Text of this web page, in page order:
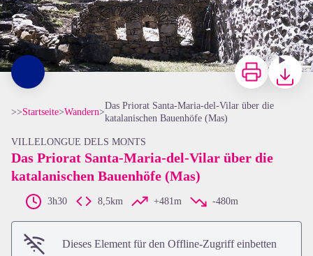
View picture in full screen
Zu drucken
>>Startseite>Wandern>
Das Priorat Santa-Maria-del-Vilar über die
katalanischen Bauenhöfe (Mas)
VILLELONGUE DELS MONTS
Das Priorat Santa-Maria-del-Vilar über die
katalanischen Bauenhöfe (Mas)
3h30 8,5km +481m -480m
Dieses Element für den Offline-Zugriff einbetten